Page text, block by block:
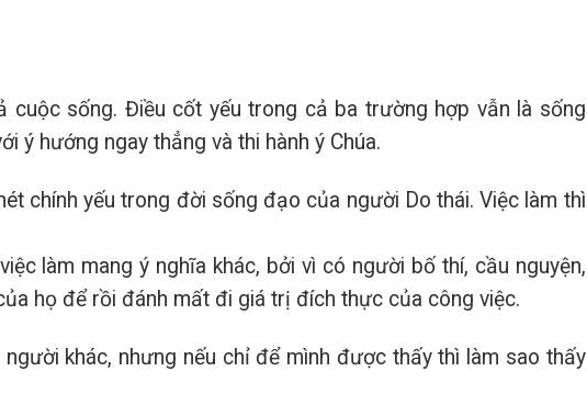
cuộc sống. Điều cốt yếu trong cả ba trường hợp vẫn là sống
ý hướng ngay thẳng và thi hành ý Chúa.
chính yếu trong đời sống đạo của người Do thái. Việc làm thì
làm mang ý nghĩa khác, bởi vì có người bố thí, cầu nguyện,
họ để rồi đánh mất đi giá trị đích thực của công việc.
khác, nhưng nếu chỉ để mình được thấy thì làm sao thấy